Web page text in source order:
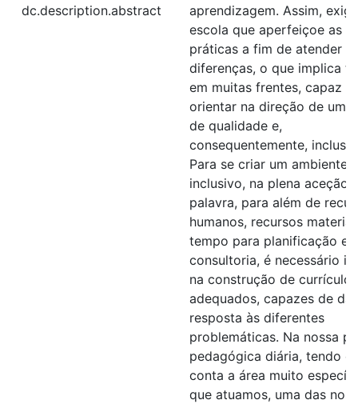
dc.description.abstract
aprendizagem. Assim,
escola que aperfeiçoe as
práticas a fim de atender
diferenças, o que implica
em muitas frentes, capaz
orientar na direção de um
de qualidade e,
consequentemente,
Para se criar um ambiente
inclusivo, na plena aceção
palavra, para além de
humanos, recursos
tempo para planificação e
consultoria, é necessário
na construção de currículos
adequados, capazes de dar
resposta às diferentes
problemáticas. Na nossa
pedagógica diária, tendo
conta a área muito
que atuamos, uma das